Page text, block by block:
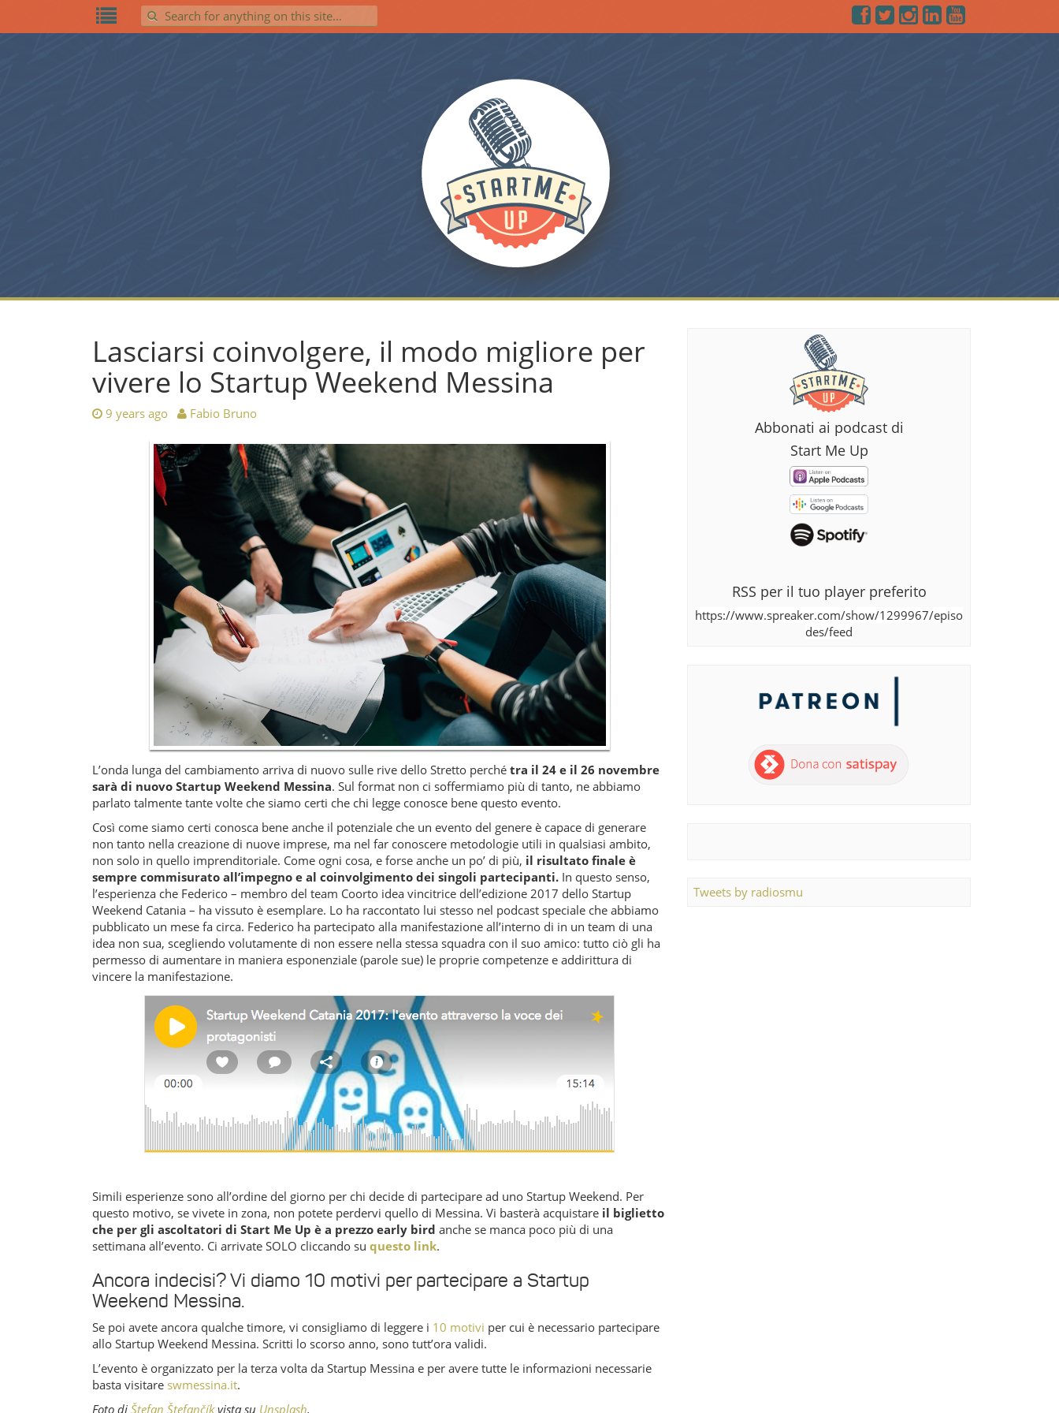
Search for:
Lasciarsi coinvolgere, il modo migliore per
vivere lo Startup Weekend Messina
9 years ago Fabio Bruno
L’onda lunga del cambiamento arriva di nuovo sulle rive dello Stretto perché tra il 24 e il 26 novembre
sarà di nuovo Startup Weekend Messina. Sul format non ci soffermiamo più di tanto, ne abbiamo
parlato talmente tante volte che siamo certi che chi legge conosce bene questo evento.
Così come siamo certi conosca bene anche il potenziale che un evento del genere è capace di generare
non tanto nella creazione di nuove imprese, ma nel far conoscere metodologie utili in qualsiasi ambito,
non solo in quello imprenditoriale. Come ogni cosa, e forse anche un po’ di più, il risultato finale è
sempre commisurato all’impegno e al coinvolgimento dei singoli partecipanti. In questo senso,
l’esperienza che Federico – membro del team Coorto idea vincitrice dell’edizione 2017 dello Startup
Weekend Catania – ha vissuto è esemplare. Lo ha raccontato lui stesso nel podcast speciale che abbiamo
pubblicato un mese fa circa. Federico ha partecipato alla manifestazione all’interno di in un team di una
idea non sua, scegliendo volutamente di non essere nella stessa squadra con il suo amico: tutto ciò gli ha
permesso di aumentare in maniera esponenziale (parole sue) le proprie competenze e addirittura di
vincere la manifestazione.
Simili esperienze sono all’ordine del giorno per chi decide di partecipare ad uno Startup Weekend. Per
questo motivo, se vivete in zona, non potete perdervi quello di Messina. Vi basterà acquistare il biglietto
che per gli ascoltatori di Start Me Up è a prezzo early bird anche se manca poco più di una
settimana all’evento. Ci arrivate SOLO cliccando su questo link.
Ancora indecisi? Vi diamo 10 motivi per partecipare a Startup
Weekend Messina.
Se poi avete ancora qualche timore, vi consigliamo di leggere i 10 motivi per cui è necessario partecipare
allo Startup Weekend Messina. Scritti lo scorso anno, sono tutt’ora validi.
L’evento è organizzato per la terza volta da Startup Messina e per avere tutte le informazioni necessarie
basta visitare swmessina.it.
Foto di Štefan Štefančíkvista su Unsplash.
Abbonati ai podcast di
Start Me Up
RSS per il tuo player preferito
https://www.spreaker.com/show/1299967/episo
des/feed
Tweets by radiosmu